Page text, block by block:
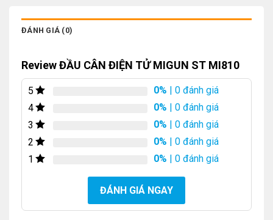
ĐÁNH GIÁ (0)
Review ĐẦU CÂN ĐIỆN TỬ MIGUN ST MI810
5 0% | 0 đánh giá
4
0% | 0 đánh giá
3
0% | 0 đánh giá
2
0% | 0 đánh giá
1
0% | 0 đánh giá
ĐÁNH GIÁ NGAY